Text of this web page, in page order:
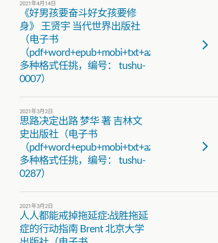
2021年4月14日
《好男孩要奋斗好女孩要修
身》 王贤宇 当代世界出版社
（电子书
（pdf+word+epub+mobi+txt+azw3）
多种格式任挑，编号： tushu-
0007）
2021年3月2日
思路决定出路 梦华 著 吉林文
史出版社（电子书
（pdf+word+epub+mobi+txt+azw3）
多种格式任挑，编号： tushu-
0287）
2021年3月2日
人人都能戒掉拖延症:战胜拖延
症的行动指南 Brent 北京大学